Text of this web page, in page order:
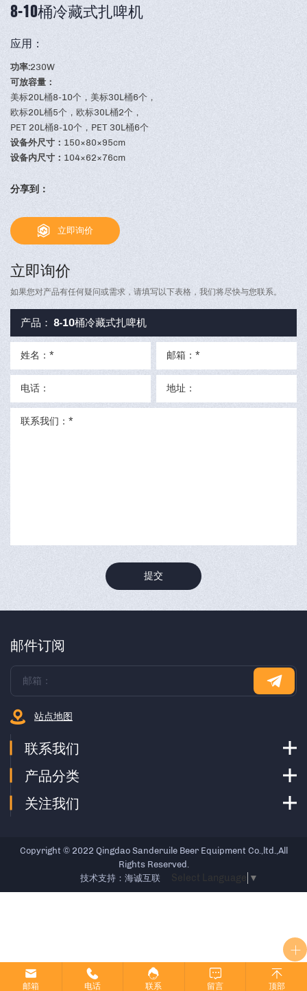
8-10桶冷藏式扎啤机
应用：
功率:230W
可放容量：
美标20L桶8-10个，美标30L桶6个，
欧标20L桶5个，欧标30L桶2个，
PET 20L桶8-10个，PET 30L桶6个
设备外尺寸： 150×80×95cm
设备内尺寸： 104×62×76cm
分享到：
立即询价
立即询价
如果您对产品有任何疑问或需求，请填写以下表格，我们将尽快与您联系。
提交
邮件订阅
站点地图
联系我们
产品分类
关注我们
Copyright © 2022 Qingdao Sanderuile Beer Equipment Co.,ltd.,All
Rights Reserved.
技术支持：海诚互联
Select Language ▼
邮箱 电话 联系 留言 顶部